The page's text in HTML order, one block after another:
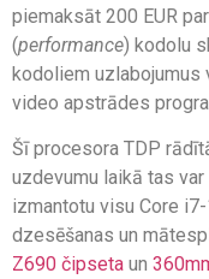
piemaksāt 200 EUR
(performance) kodolu
kodoliem uzlabojumus
video apstrādes
Šī procesora TDP
uzdevumu laikā tas
izmantotu visu Core
dzesēšanas un
Z690 čipseta un 360